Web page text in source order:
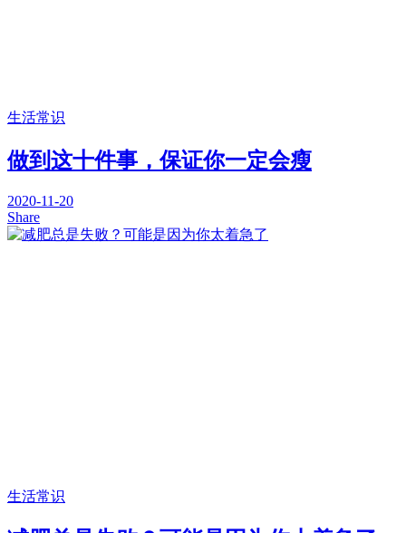
生活常识
做到这十件事，保证你一定会瘦
2020-11-20
Share
生活常识